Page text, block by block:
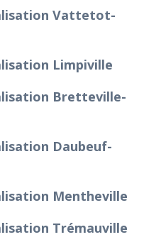
Vattetot-
Limpiville
Bretteville-
Daubeuf-
Mentheville
Trémauville